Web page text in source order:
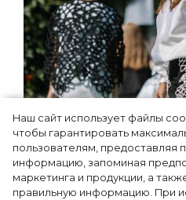
Наш сайт использует файлы
чтобы гарантировать
пользователям, предоставляя
информацию, запоминая
маркетинга и продукции, а
правильную информацию. При
Показы для души:
точкой на карте
Там, где
дизайнера